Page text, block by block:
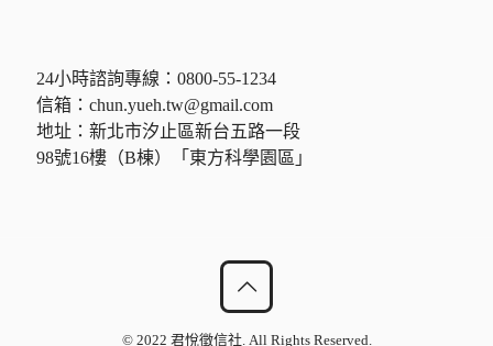
24小時諮詢專線： 0800-55-1234
信箱： chun.yueh.tw@gmail.com
地址：新北市汐止區新台五路一段
98號16樓（B棟）「東方科學園區」
© 2022 君悅徵信社. All Rights Reserved.